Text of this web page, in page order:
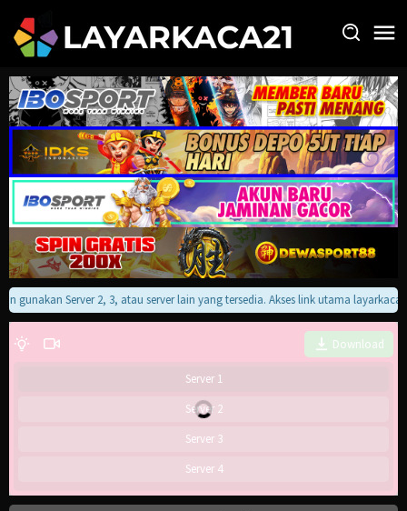
konten
gunakan Server 2, 3, atau server lain yang tersedia. Akses link utama
Download
Server 1
Server 2
Server 3
Server 4